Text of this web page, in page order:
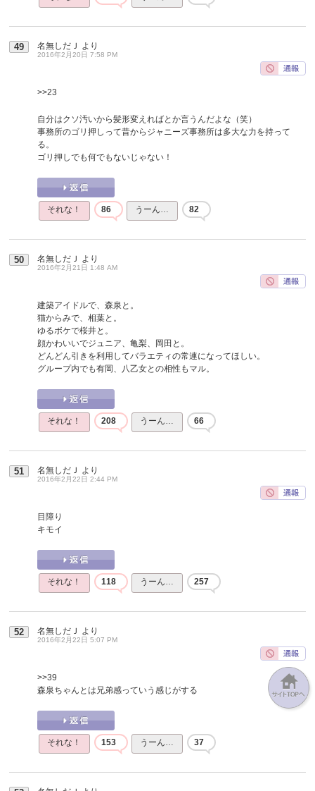
49 名無しだＪ より
2016年2月20日 7:58 PM
>>23
自分はクソ汚いから髪形変えればとか言うんだよな（笑）
事務所のゴリ押しって昔からジャニーズ事務所は多大な力を持って
る。
ゴリ押しでも何でもないじゃない！
それな！ 86 うーん… 82
50 名無しだＪ より
2016年2月21日 1:48 AM
建築アイドルで、森泉と。
猫からみで、相葉と。
ゆるボケで桜井と。
顔かわいいでジュニア、亀梨、岡田と。
どんどん引きを利用してバラエティの常連になってほしい。
グループ内でも有岡、八乙女との相性もマル。
それな！ 208 うーん… 66
51 名無しだＪ より
2016年2月22日 2:44 PM
目障り
キモイ
それな！ 118 うーん… 257
52 名無しだＪ より
2016年2月22日 5:07 PM
>>39
森泉ちゃんとは兄弟感っていう感じがする
それな！ 153 うーん… 37